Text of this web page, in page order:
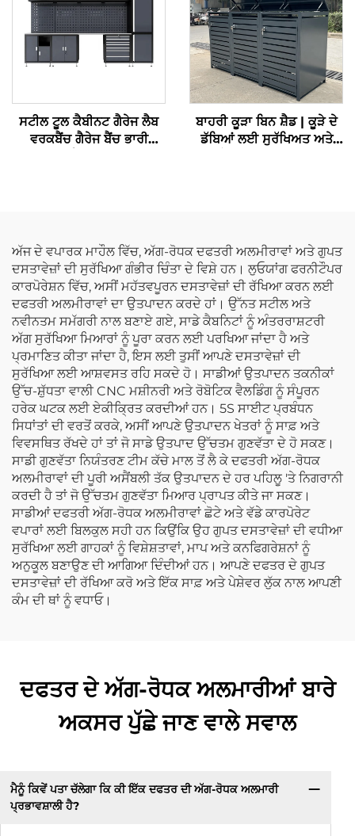
ਸਟੀਲ ਟੂਲ ਕੈਬੀਨਟ ਗੈਰੇਜ ਲੈਬ
ਵਰਕਬੈਂਚ ਗੈਰੇਜ ਬੈਂਚ ਭਾਰੀ
ਬਾਹਰੀ ਕੂੜਾ ਬਿਨ ਸ਼ੈਡ | ਕੂੜੇ ਦੇ
ਡੱਬਿਆਂ ਲਈ ਸੁਰੱਖਿਅਤ ਅਤੇ
ਅੱਜ ਦੇ ਵਪਾਰਕ ਮਾਹੌਲ ਵਿੱਚ, ਅੱਗ-ਰੋਧਕ ਦਫਤਰੀ ਅਲਮੀਰਾਵਾਂ ਅਤੇ ਗੁਪਤ
ਦਸਤਾਵੇਜ਼ਾਂ ਦੀ ਸੁਰੱਖਿਆ ਗੰਭੀਰ ਚਿੰਤਾ ਦੇ ਵਿਸ਼ੇ ਹਨ। ਲੁਓਯਾਂਗ ਫਰਨੀਟੌਪਰ
ਕਾਰਪੋਰੇਸ਼ਨ ਵਿੱਚ, ਅਸੀਂ ਮਹੱਤਵਪੂਰਨ ਦਸਤਾਵੇਜ਼ਾਂ ਦੀ ਰੱਖਿਆ ਕਰਨ ਲਈ
ਦਫਤਰੀ ਅਲਮੀਰਾਵਾਂ ਦਾ ਉਤਪਾਦਨ ਕਰਦੇ ਹਾਂ। ਉੱਨਤ ਸਟੀਲ ਅਤੇ
ਨਵੀਨਤਮ ਸਮੱਗਰੀ ਨਾਲ ਬਣਾਏ ਗਏ, ਸਾਡੇ ਕੈਬਨਿਟਾਂ ਨੂੰ ਅੰਤਰਰਾਸ਼ਟਰੀ
ਅੱਗ ਸੁਰੱਖਿਆ ਮਿਆਰਾਂ ਨੂੰ ਪੂਰਾ ਕਰਨ ਲਈ ਪਰਖਿਆ ਜਾਂਦਾ ਹੈ ਅਤੇ
ਪ੍ਰਮਾਣਿਤ ਕੀਤਾ ਜਾਂਦਾ ਹੈ, ਇਸ ਲਈ ਤੁਸੀਂ ਆਪਣੇ ਦਸਤਾਵੇਜ਼ਾਂ ਦੀ
ਸੁਰੱਖਿਆ ਲਈ ਆਸ਼ਵਸਤ ਰਹਿ ਸਕਦੇ ਹੋ। ਸਾਡੀਆਂ ਉਤਪਾਦਨ ਤਕਨੀਕਾਂ
ਉੱਚ-ਸ਼ੁੱਧਤਾ ਵਾਲੀ CNC ਮਸ਼ੀਨਰੀ ਅਤੇ ਰੋਬੋਟਿਕ ਵੈਲਡਿੰਗ ਨੂੰ ਸੰਪੂਰਨ
ਹਰੇਕ ਘਟਕ ਲਈ ਏਕੀਕ੍ਰਿਤ ਕਰਦੀਆਂ ਹਨ। 5S ਸਾਈਟ ਪ੍ਰਬੰਧਨ
ਸਿਧਾਂਤਾਂ ਦੀ ਵਰਤੋਂ ਕਰਕੇ, ਅਸੀਂ ਆਪਣੇ ਉਤਪਾਦਨ ਖੇਤਰਾਂ ਨੂੰ ਸਾਫ਼ ਅਤੇ
ਵਿਵਸਥਿਤ ਰੱਖਦੇ ਹਾਂ ਤਾਂ ਜੋ ਸਾਡੇ ਉਤਪਾਦ ਉੱਚਤਮ ਗੁਣਵੱਤਾ ਦੇ ਹੋ ਸਕਣ।
ਸਾਡੀ ਗੁਣਵੱਤਾ ਨਿਯੰਤਰਣ ਟੀਮ ਕੱਚੇ ਮਾਲ ਤੋਂ ਲੈ ਕੇ ਦਫਤਰੀ ਅੱਗ-ਰੋਧਕ
ਅਲਮੀਰਾਵਾਂ ਦੀ ਪੂਰੀ ਅਸੈਂਬਲੀ ਤੱਕ ਉਤਪਾਦਨ ਦੇ ਹਰ ਪਹਿਲੂ 'ਤੇ ਨਿਗਰਾਨੀ
ਕਰਦੀ ਹੈ ਤਾਂ ਜੋ ਉੱਚਤਮ ਗੁਣਵੱਤਾ ਮਿਆਰ ਪ੍ਰਾਪਤ ਕੀਤੇ ਜਾ ਸਕਣ।
ਸਾਡੀਆਂ ਦਫਤਰੀ ਅੱਗ-ਰੋਧਕ ਅਲਮੀਰਾਵਾਂ ਛੋਟੇ ਅਤੇ ਵੱਡੇ ਕਾਰਪੋਰੇਟ
ਵਪਾਰਾਂ ਲਈ ਬਿਲਕੁਲ ਸਹੀ ਹਨ ਕਿਉਂਕਿ ਉਹ ਗੁਪਤ ਦਸਤਾਵੇਜ਼ਾਂ ਦੀ ਵਧੀਆ
ਸੁਰੱਖਿਆ ਲਈ ਗਾਹਕਾਂ ਨੂੰ ਵਿਸ਼ੇਸ਼ਤਾਵਾਂ, ਮਾਪ ਅਤੇ ਕਨਫਿਗਰੇਸ਼ਨਾਂ ਨੂੰ
ਅਨੁਕੂਲ ਬਣਾਉਣ ਦੀ ਆਗਿਆ ਦਿੰਦੀਆਂ ਹਨ। ਆਪਣੇ ਦਫਤਰ ਦੇ ਗੁਪਤ
ਦਸਤਾਵੇਜ਼ਾਂ ਦੀ ਰੱਖਿਆ ਕਰੋ ਅਤੇ ਇੱਕ ਸਾਫ਼ ਅਤੇ ਪੇਸ਼ੇਵਰ ਲੁੱਕ ਨਾਲ ਆਪਣੀ
ਕੰਮ ਦੀ ਥਾਂ ਨੂੰ ਵਧਾਓ।
ਦਫਤਰ ਦੇ ਅੱਗ-ਰੋਧਕ ਅਲਮਾਰੀਆਂ ਬਾਰੇ
ਅਕਸਰ ਪੁੱਛੇ ਜਾਣ ਵਾਲੇ ਸਵਾਲ
ਮੈਨੂੰ ਕਿਵੇਂ ਪਤਾ ਚੱਲੇਗਾ ਕਿ ਕੀ ਇੱਕ ਦਫਤਰ ਦੀ ਅੱਗ-ਰੋਧਕ ਅਲਮਾਰੀ
ਪ੍ਰਭਾਵਸ਼ਾਲੀ ਹੈ?